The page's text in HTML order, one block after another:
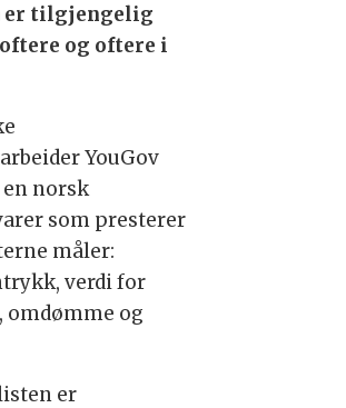
er tilgjengelig
og oftere i
YouGov
norsk
som presterer
måler:
verdi for
omdømme og
er